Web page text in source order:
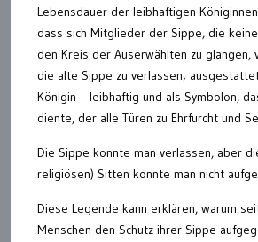
Lebensdauer der leibhaftigen
dass sich Mitglieder der Sippe, die
den Kreis der Auserwählten zu glangen,
die alte Sippe zu verlassen;
Königin – leibhaftig und als Symbolon,
diente, der alle Türen zu Ehrfurcht und
Die Sippe konnte man verlassen, aber
religiösen) Sitten konnte man nicht
Diese Legende kann erklären, warum
Menschen den Schutz ihrer Sippe